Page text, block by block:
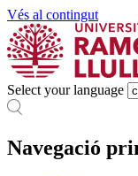
Vés al contingut
Select your language
Navegació